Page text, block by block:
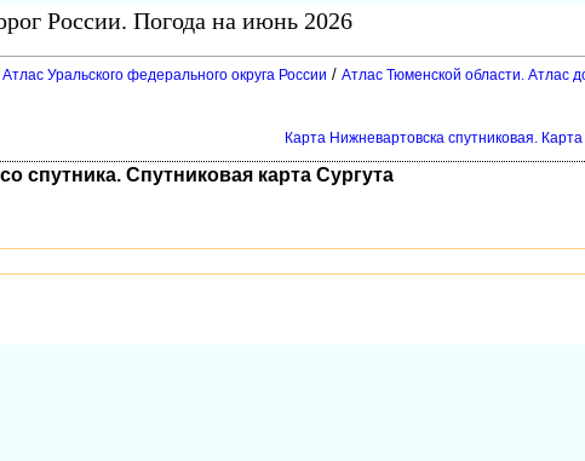
России. Погода на июнь 2026
Атлас Уральского федерального округа России / Атлас Тюменской области. Атлас
Карта Нижневартовска спутниковая.
спутника. Спутниковая карта Сургута